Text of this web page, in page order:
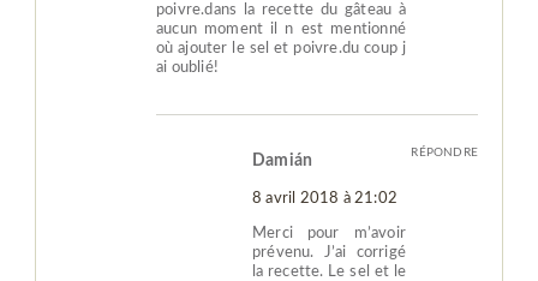
poivre.dans la recette du gâteau à
aucun moment il n est mentionné
où ajouter le sel et poivre.du coup j
ai oublié!
Damián
8 avril 2018 à 21:02
Merci pour m’avoir
prévenu. J’ai corrigé
la recette. Le sel et le
RÉPONDRE